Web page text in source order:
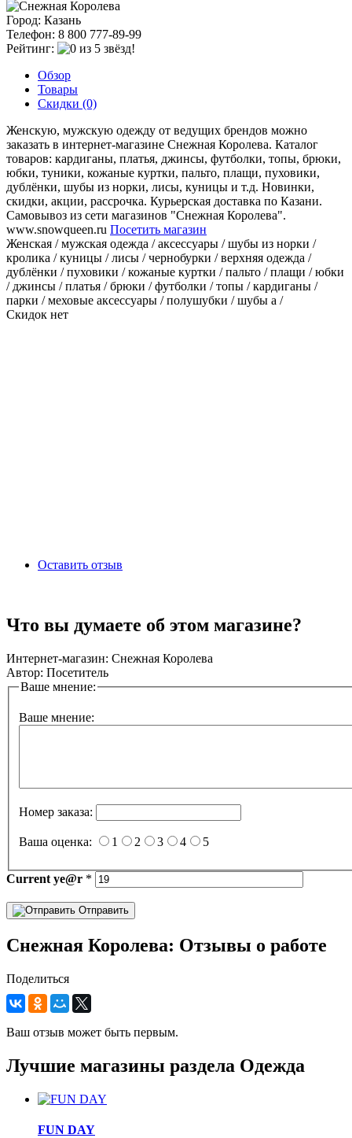
Город: Казань
Телефон: 8 800 777-89-99
Рейтинг:
Обзор
Товары
Скидки (0)
Женскую, мужскую одежду от ведущих брендов можно
заказать в интернет-магазине Снежная Королева. Каталог
товаров: кардиганы, платья, джинсы, футболки, топы, брюки,
юбки, туники, кожаные куртки, пальто, плащи, пуховики,
дублёнки, шубы из норки, лисы, куницы и т.д. Новинки,
скидки, акции, рассрочка. Курьерская доставка по Казани.
Самовывоз из сети магазинов "Снежная Королева".
www.snowqueen.ru Посетить магазин
Женская / мужская одежда / аксессуары / шубы из норки /
кролика / куницы / лисы / чернобурки / верхняя одежда /
дублёнки / пуховики / кожаные куртки / пальто / плащи / юбки
/ джинсы / платья / брюки / футболки / топы / кардиганы /
парки / меховые аксессуары / полушубки / шубы а /
Скидок нет
Оставить отзыв
Что вы думаете об этом магазине?
Интернет-магазин: Снежная Королева
Автор: Посетитель
Ваше мнение:
Ваше мнение:
Номер заказа:
Ваша оценка: 1 2 3 4 5
Current ye@r *
Отправить
Снежная Королева: Отзывы о работе
Поделиться
Ваш отзыв может быть первым.
Лучшие магазины раздела Одежда
FUN DAY